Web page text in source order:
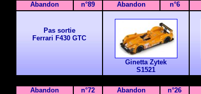
Abandon n°89 Abandon n°6
Pas sortie
Ferrari F430 GTC
Ginetta Zytek
S1521
Abandon n°72 Abandon n°26